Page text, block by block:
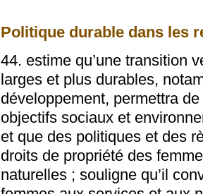
Politique durable dans les
44. estime qu’une transition
larges et plus durables,
développement, permettra
objectifs sociaux et
et que des politiques et des
droits de propriété des
naturelles ; souligne qu’il